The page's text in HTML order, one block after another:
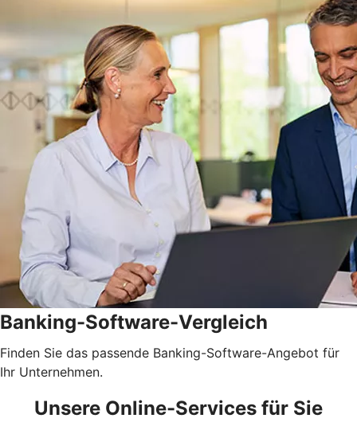
Banking-Software-Vergleich
Finden Sie das passende Banking-Software-Angebot für
Ihr Unternehmen.
Unsere Online-Services für Sie